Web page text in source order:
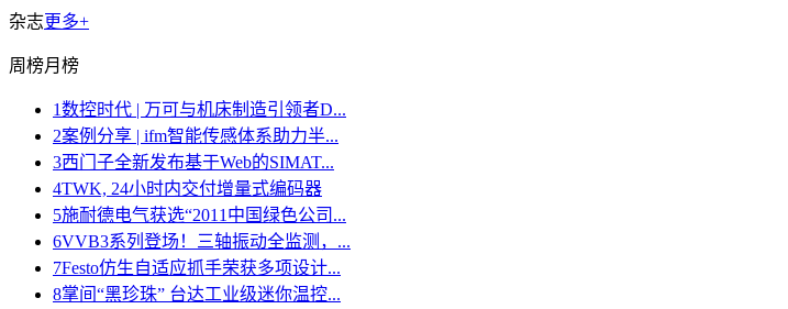
杂志更多+
周榜月榜
1数控时代 | 万可与机床制造引领者D...
2案例分享 | ifm智能传感体系助力半...
3西门子全新发布基于Web的SIMAT...
4TWK, 24小时内交付增量式编码器
5施耐德电气获选“2011中国绿色公司...
6VVB3系列登场！三轴振动全监测，...
7Festo仿生自适应抓手荣获多项设计...
8掌间“黑珍珠” 台达工业级迷你温控...